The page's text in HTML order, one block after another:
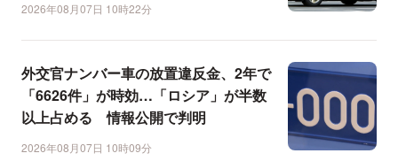
2026年08月07日 10時22分
外交官ナンバー車の放置違反金、2年で
「6626件」が時効…「ロシア」が半数
以上占める 情報公開で判明
2026年08月07日 10時09分